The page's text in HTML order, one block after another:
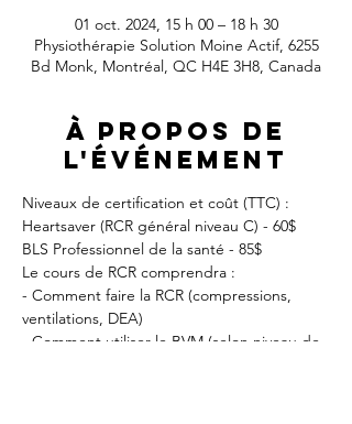
01 oct. 2024, 15 h 00 – 18 h 30
Physiothérapie Solution Moine Actif, 6255
Bd Monk, Montréal, QC H4E 3H8, Canada
À propos de
l'événement
Niveaux de certification et coût (TTC) :
Heartsaver (RCR général niveau C) - 60$
BLS Professionnel de la santé - 85$
Le cours de RCR comprendra :
- Comment faire la RCR (compressions,
ventilations, DEA)
- Comment utiliser le BVM (selon niveau de